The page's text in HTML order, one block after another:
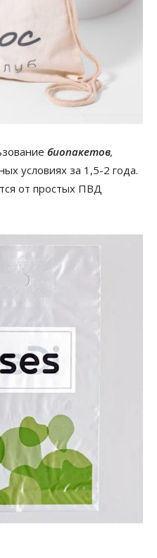
биопакетов,
условиях за 1,5-2 года.
от простых ПВД